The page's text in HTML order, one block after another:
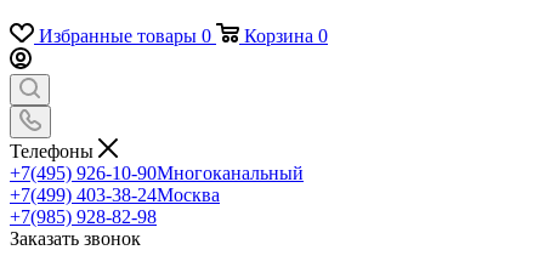
Избранные товары 0 Корзина 0
Телефоны
+7(495) 926-10-90Многоканальный
+7(499) 403-38-24Москва
+7(985) 928-82-98
Заказать звонок